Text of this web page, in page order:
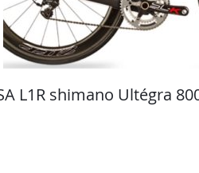
L1R shimano Ultégra